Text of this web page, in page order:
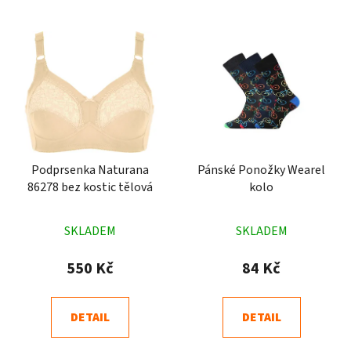
Podprsenka Naturana
86278 bez kostic tělová
hodnocení
produktu
4,9
z
SKLADEM
550 Kč
DETAIL
Pánské Ponožky Wearel
kolo
hodnocení
produktu
4,9
z
SKLADEM
84 Kč
DETAIL